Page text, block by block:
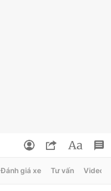
Đánh giá xe Tư vấn Video